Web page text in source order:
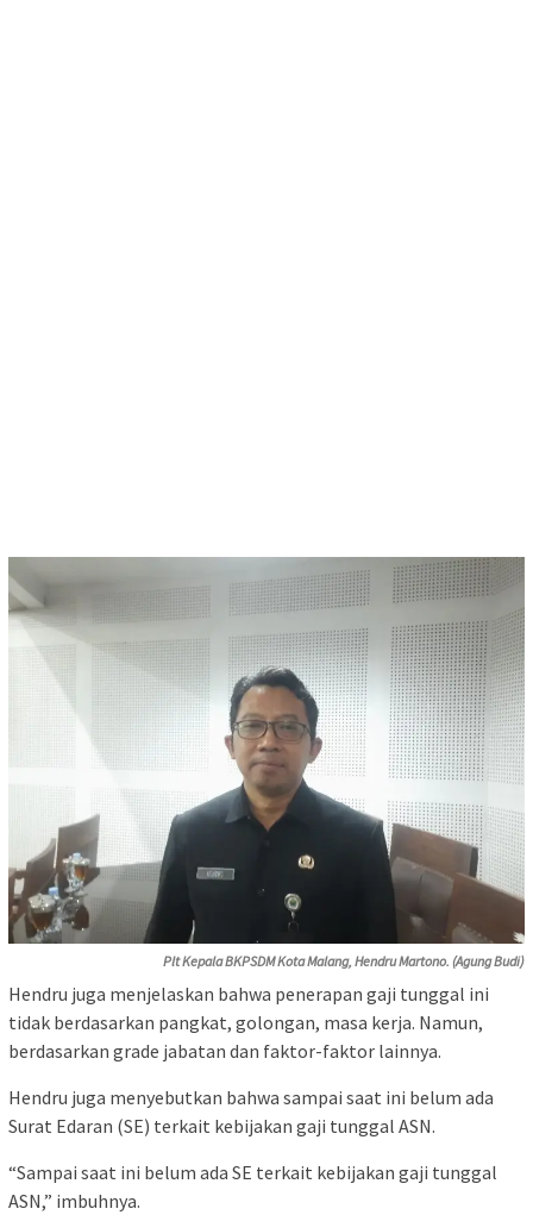
Plt Kepala BKPSDM Kota Malang, Hendru Martono. (Agung Budi)
Hendru juga menjelaskan bahwa penerapan gaji tunggal ini
tidak berdasarkan pangkat, golongan, masa kerja. Namun,
berdasarkan grade jabatan dan faktor-faktor lainnya.
Hendru juga menyebutkan bahwa sampai saat ini belum ada
Surat Edaran (SE) terkait kebijakan gaji tunggal ASN.
“Sampai saat ini belum ada SE terkait kebijakan gaji tunggal
ASN,” imbuhnya.